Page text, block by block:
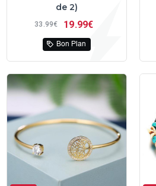
de 2)
33 99€ 19 99€
Bon Plan